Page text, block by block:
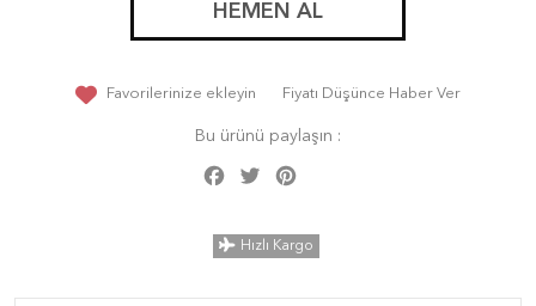
HEMEN AL
Favorilerinize ekleyin Fiyatı Düşünce Haber Ver
Bu ürünü paylaşın :
Facebook
Twitter
Hızlı Kargo